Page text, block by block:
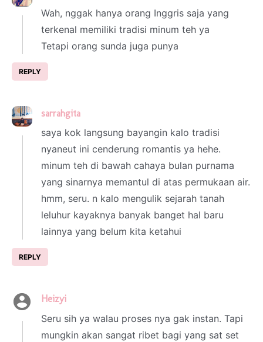
Wah, nggak hanya orang Inggris saja yang
terkenal memiliki tradisi minum teh ya
Tetapi orang sunda juga punya
REPLY
sarrahgita
saya kok langsung bayangin kalo tradisi
nyaneut ini cenderung romantis ya hehe.
minum teh di bawah cahaya bulan purnama
yang sinarnya memantul di atas permukaan air.
hmm, seru. n kalo mengulik sejarah tanah
leluhur kayaknya banyak banget hal baru
lainnya yang belum kita ketahui
REPLY
Heizyi
Seru sih ya walau proses nya gak instan. Tapi
mungkin akan sangat ribet bagi yang sat set